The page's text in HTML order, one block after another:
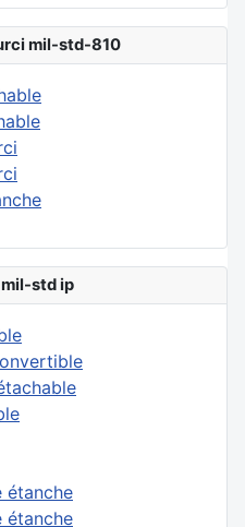
mil-std-810
mil-std ip
étanche
étanche